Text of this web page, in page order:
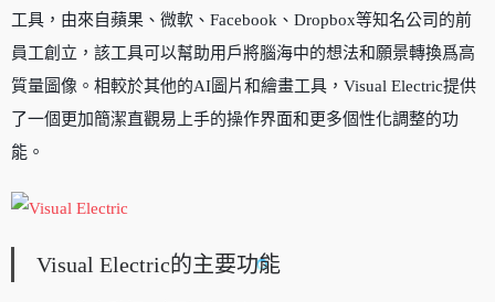
工具，由來自蘋果、微軟、Facebook、Dropbox等知名公司的前
員工創立，該工具可以幫助用戶將腦海中的想法和願景轉換爲高
質量圖像。相較於其他的AI圖片和繪畫工具，Visual Electric提供
了一個更加簡潔直觀易上手的操作界面和更多個性化調整的功
能。
Visual Electric的主要功能